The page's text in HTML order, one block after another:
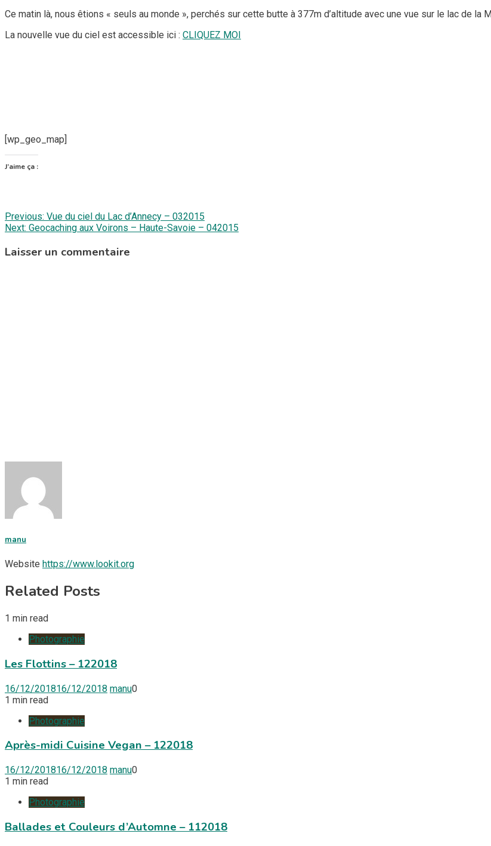
Ce matin là, nous êtions « seuls au monde », perchés sur cette butte à 377m d’altitude avec une vue sur le lac de la
La nouvelle vue du ciel est accessible ici : CLIQUEZ MOI
[wp_geo_map]
J’aime ça :
Navigation
de
l’article
Previous: Vue du ciel du Lac d’Annecy – 032015
Next: Geocaching aux Voirons – Haute-Savoie – 042015
Laisser un commentaire
manu
Website https://www.lookit.org
Related Posts
1 min read
Photographie
Les Flottins – 122018
16/12/201816/12/2018 manu0
1 min read
Photographie
Après-midi Cuisine Vegan – 122018
16/12/201816/12/2018 manu0
1 min read
Photographie
Ballades et Couleurs d’Automne – 112018